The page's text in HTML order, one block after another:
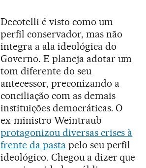
Decotelli é visto como um
perfil conservador, mas não
integra a ala ideológica do
Governo. E planeja adotar um
tom diferente do seu
antecessor, preconizando a
conciliação com as demais
instituições democráticas. O
ex-ministro Weintraub
protagonizou diversas crises à
frente da pastapelo seu perfil
ideológico. Chegou a dizer que